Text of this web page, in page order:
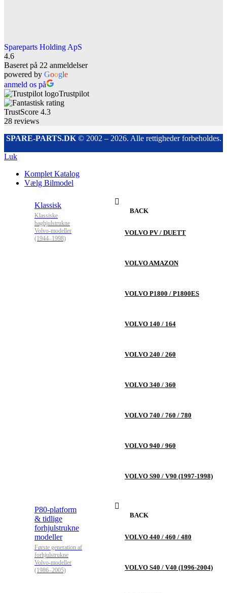
Spareparts Holding ApS
4.6
Baseret på 22 anmeldelser
powered by Google
anmeld os på
Trustpilot
TrustScore 4.3
28 reviews
SPARE-PARTS.DK© 2002 – 2026. Alle rettigheder forbeholdes.
Luk
Komplet Katalog
Vælg Bilmodel
Klassisk
Klassiske
baghjulstrukne
Volvo-modeller
(1944–1998)
BACK
VOLVO PV / DUETT
VOLVO AMAZON
VOLVO P1800 / P1800ES
VOLVO 140 / 164
VOLVO 240 / 260
VOLVO 340 / 360
VOLVO 740 / 760 / 780
VOLVO 940 / 960
VOLVO S90 / V90 (1997-1998)
P80-platform
& tidlige
forhjulstrukne
modeller
Første generation af
forhjulstrukne
Volvo-modeller
(1986–2005)
BACK
VOLVO 440 / 460 / 480
VOLVO S40 / V40 (1996-2004)